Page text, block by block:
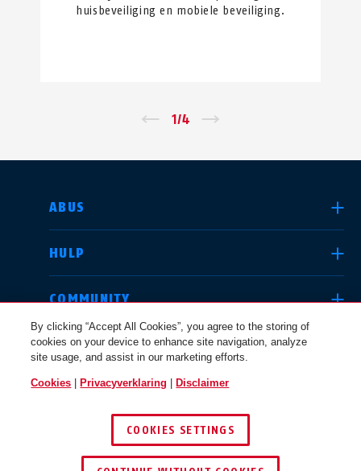
huisbeveiliging en mobiele beveiliging.
1/4
ABUS
HULP
COMMUNITY
JURIDISCHE KWESTIES
© 2026 ABUS
LAND SELECTEREN
Deutschland
Canada
Österreich
By clicking “Accept All Cookies”, you agree to the storing of
cookies on your device to enhance site navigation, analyze
site usage, and assist in our marketing efforts.
Cookies Privacyverklaring Disclaimer
COOKIES SETTINGS